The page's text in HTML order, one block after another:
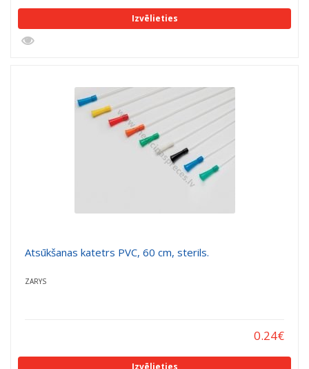
Izvēlieties
Atsūkšanas katetrs PVC, 60 cm, sterils.
ZARYS
0.24€
Izvēlieties